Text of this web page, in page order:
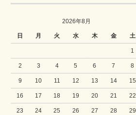
2026年8月
日 月 火 水 木 金 土
1
2 3 4 5 6 7 8
9 10 11 12 13 14 15
16 17 18 19 20 21 22
23 24 25 26 27 28 29